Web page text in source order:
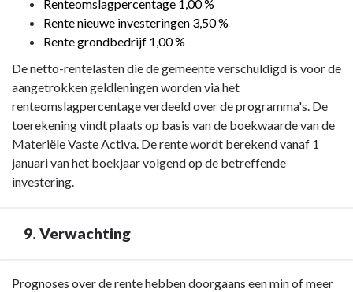
Paragraaf
Financiering
Uitgangspunten
Renteomslagpercentage 1,00 %
Rente nieuwe investeringen 3,50 %
Rente grondbedrijf 1,00 %
De netto-rentelasten die de gemeente verschuldigd is voor de
aangetrokken geldleningen worden via het
renteomslagpercentage verdeeld over de programma's. De
toerekening vindt plaats op basis van de boekwaarde van de
Materiële Vaste Activa. De rente wordt berekend vanaf 1
januari van het boekjaar volgend op de betreffende
investering.
9. Verwachting
Terug
Prognoses over de rente hebben doorgaans een min of meer